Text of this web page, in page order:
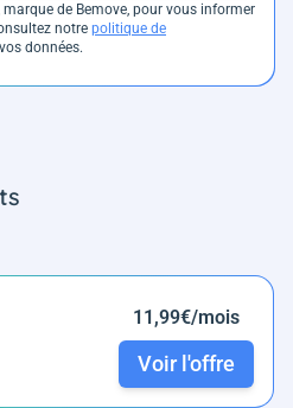
de Bemove, pour vous informer
notre politique de
données.
11,99€/mois
Voir l'offre